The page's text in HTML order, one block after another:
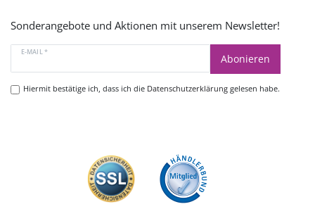
Sonderangebote und Aktionen mit unserem Newsletter!
E-MAIL *
Abonieren
Hiermit bestätige ich, dass ich die Datenschutzerklärunggelesen habe.